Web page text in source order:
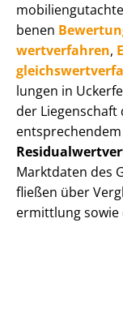
be­nen
wert­ver­fah­ren,
lun­gen in
der
Marktdaten des
fließen über
ermitt­lung